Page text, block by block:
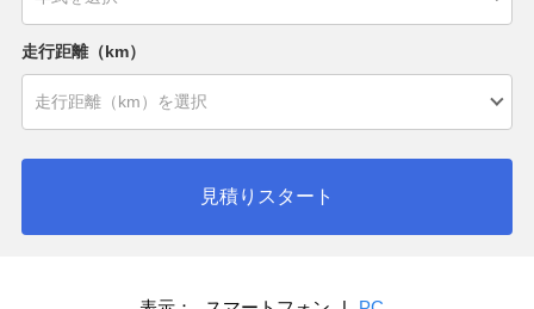
走行距離（km）
見積りスタート